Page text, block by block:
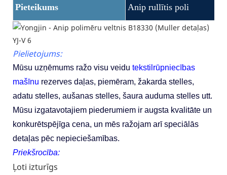
Pieteikums Anip rullītis poli
Pielietojums:
Mūsu uzņēmums ražo visu veidu tekstilrūpniecības
mašīnu rezerves daļas, piemēram, žakarda stelles,
adatu stelles, aušanas stelles, šaura auduma stelles utt.
Mūsu izgatavotajiem piederumiem ir augsta kvalitāte un
konkurētspējīga cena, un mēs ražojam arī speciālās
detaļas pēc nepieciešamības.
Priekšrocība:
Ļoti izturīgs